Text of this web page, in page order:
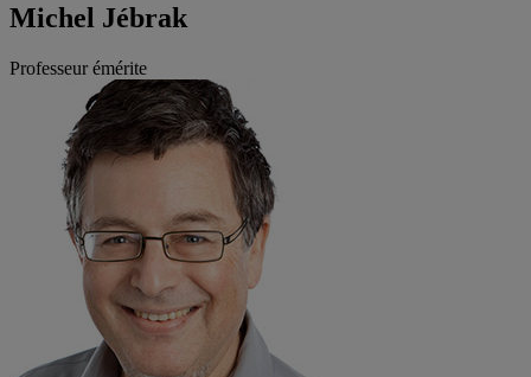
Michel Jébrak
Professeur émérite